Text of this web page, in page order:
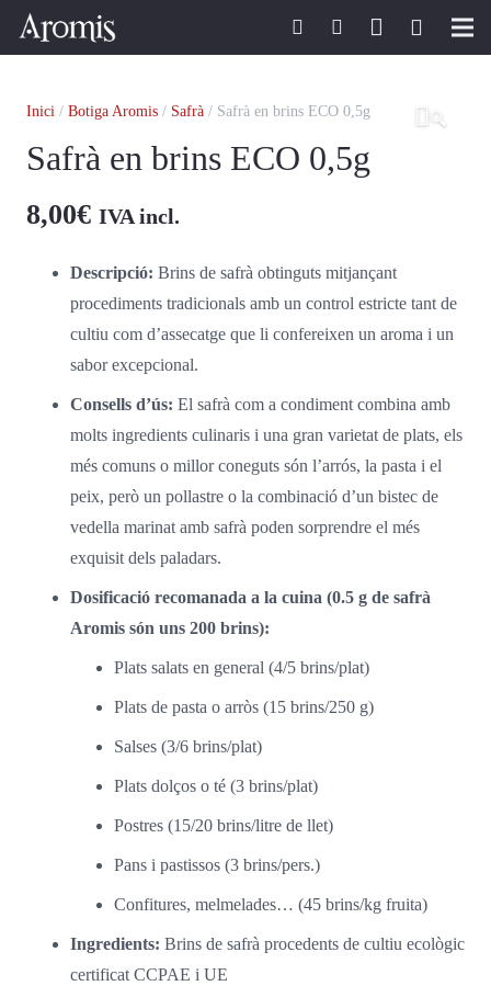
Receptes amb safrà
Contacte
Català
🔍
Inici / Botiga Aromis / Safrà / Safrà en brins ECO 0,5g
Safrà en brins ECO 0,5g
8,00€ IVA incl.
Descripció: Brins de safrà obtinguts mitjançant
procediments tradicionals amb un control estricte tant de
cultiu com d’assecatge que li confereixen un aroma i un
sabor excepcional.
Consells d’ús: El safrà com a condiment combina amb
molts ingredients culinaris i una gran varietat de plats, els
més comuns o millor coneguts són l’arrós, la pasta i el
peix, però un pollastre o la combinació d’un bistec de
vedella marinat amb safrà poden sorprendre el més
exquisit dels paladars.
Dosificació recomanada a la cuina (0.5 g de safrà
Aromis són uns 200 brins):
Plats salats en general (4/5 brins/plat)
Plats de pasta o arròs (15 brins/250 g)
Salses (3/6 brins/plat)
Plats dolços o té (3 brins/plat)
Postres (15/20 brins/litre de llet)
Pans i pastissos (3 brins/pers.)
Confitures, melmelades… (45 brins/kg fruita)
Ingredients: Brins de safrà procedents de cultiu ecològic
certificat CCPAE i UE